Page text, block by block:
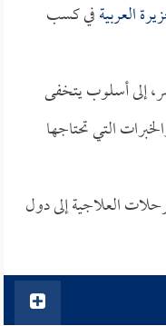
العربيةفي كسب
إلى أسلوب يتخفى
التي تحتاجها
العلاجية إلى دول